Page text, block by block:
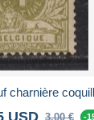
charnière
USD 3,00 € -